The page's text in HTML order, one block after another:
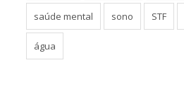
saúde mental sono STF
água